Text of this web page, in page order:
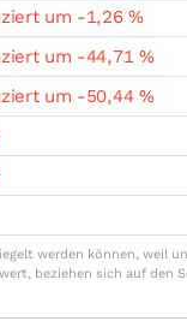
um -1,26 %
um -44,71 %
um -50,44 %
werden können, weil
beziehen sich auf